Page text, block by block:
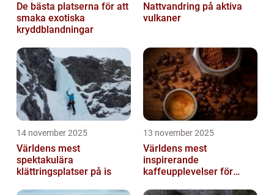
De bästa platserna för att
smaka exotiska
kryddblandningar
Nattvandring på aktiva
vulkaner
14 november 2025
Världens mest
spektakulära
klättringsplatser på is
13 november 2025
Världens mest
inspirerande
kaffeupplevelser för